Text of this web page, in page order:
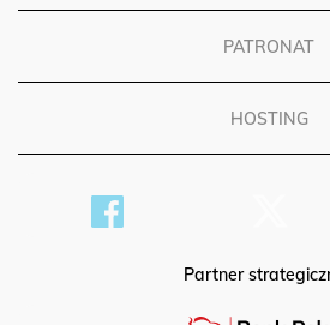
PATRONAT
HOSTING
Partner